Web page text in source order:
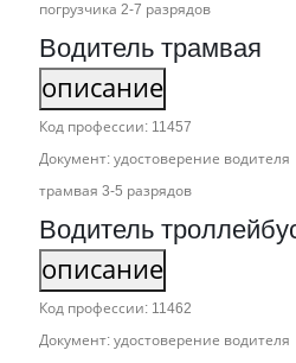
погрузчика 2‑7 разрядов
Водитель трамвая
описание
Код профессии: 11457
Документ: удостоверение водителя
трамвая 3‑5 разрядов
Водитель
описание
Код профессии: 11462
Документ: удостоверение водителя